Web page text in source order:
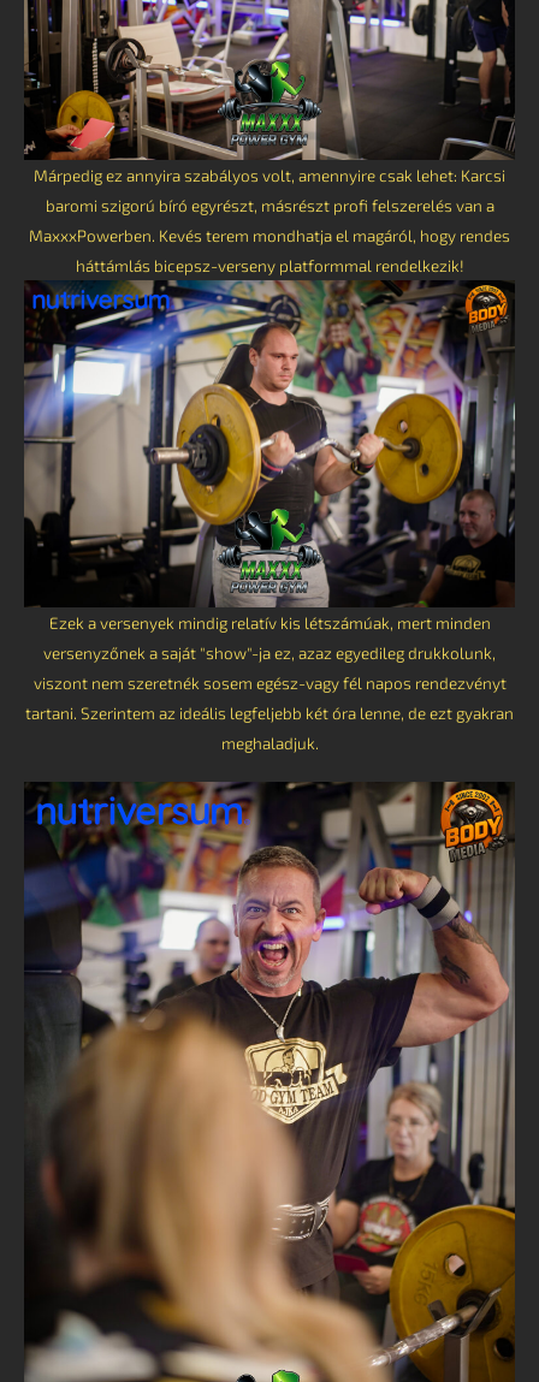
Márpedig ez annyira szabályos volt, amennyire csak lehet: Karcsi
baromi szigorú bíró egyrészt, másrészt profi felszerelés van a
MaxxxPowerben. Kevés terem mondhatja el magáról, hogy rendes
háttámlás bicepsz-verseny platformmal rendelkezik!
Ezek a versenyek mindig relatív kis létszámúak, mert minden
versenyzőnek a saját "show"-ja ez, azaz egyedileg drukkolunk,
viszont nem szeretnék sosem egész-vagy fél napos rendezvényt
tartani. Szerintem az ideális legfeljebb két óra lenne, de ezt gyakran
meghaladjuk.